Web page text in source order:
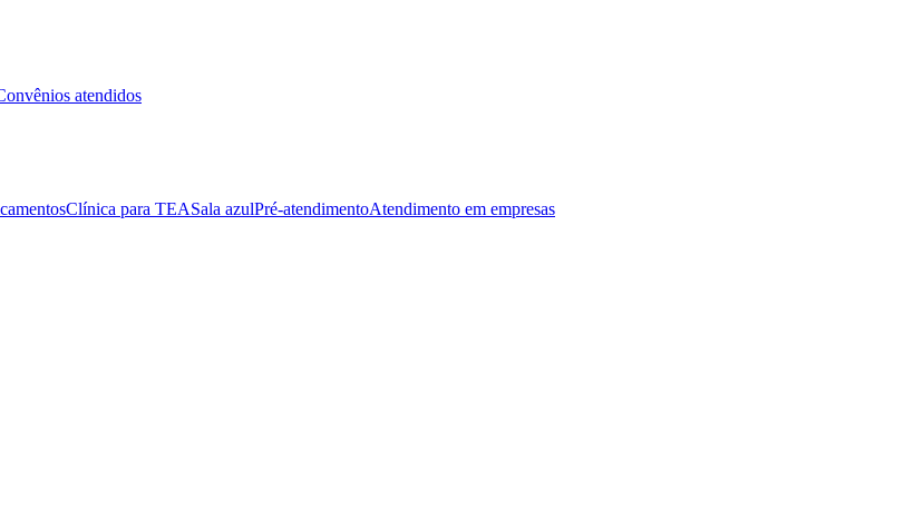
atendidos
Clínica para TEASala azulPré-atendimentoAtendimento em empresas